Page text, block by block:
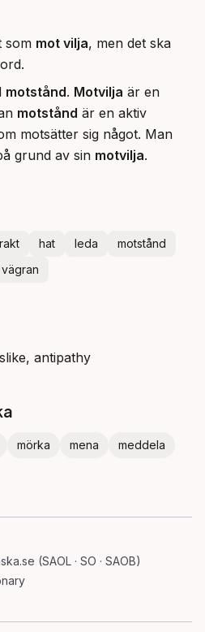
som mot vilja, men det ska
motstånd. Motvilja är en
motstånd är en aktiv
motsätter sig något. Man
grund av sin motvilja.
hat leda
motstånd
vägran
antipathy
mörka mena
meddela
(SAOL · SO · SAOB)